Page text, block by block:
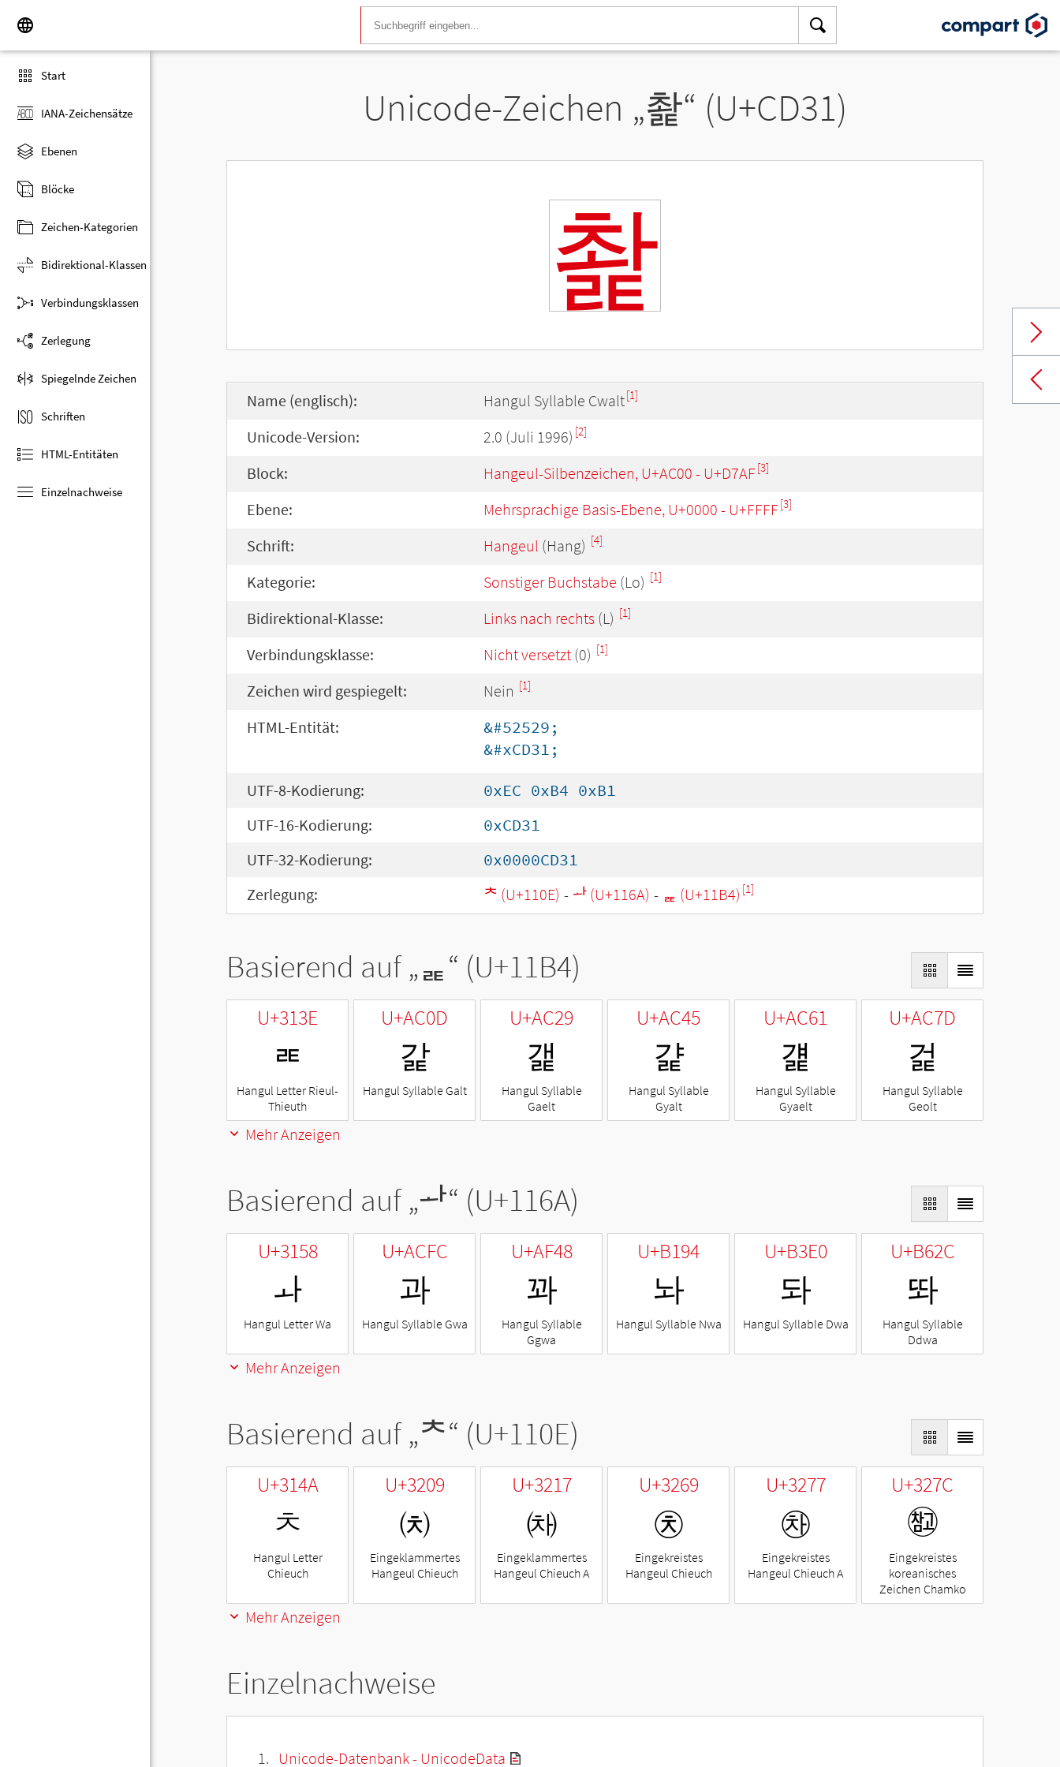
Start
IANA-Zeichensätze
Ebenen
Blöcke
Zeichen-Kategorien
Bidirektional-Klassen
Verbindungsklassen
Zerlegung
Spiegelnde Zeichen
Schriften
HTML-Entitäten
Einzelnachweise
Unicode-Zeichen „촱“ (U+CD31)
촱
Name (englisch): Hangul Syllable Cwalt[1]
Unicode-Version: 2.0 (Juli 1996) [2]
Block: Hangeul-Silbenzeichen, U+AC00 - U+D7AF[3]
Ebene: Mehrsprachige Basis-Ebene, U+0000 - U+FFFF[3]
Schrift: Hangeul (Hang) [4]
Kategorie: Sonstiger Buchstabe (Lo) [1]
Bidirektional-Klasse: Links nach rechts (L) [1]
Verbindungsklasse: Nicht versetzt (0) [1]
Zeichen wird gespiegelt: Nein [1]
HTML-Entität:
&#52529;
&#xCD31;
UTF-8-Kodierung:
0xEC 0xB4 0xB1
UTF-16-Kodierung:
0xCD31
UTF-32-Kodierung:
0x0000CD31
Zerlegung:
ᄎ (U+110E) - ᅪ (U+116A) - ᆴ (U+11B4) [1]
Basierend auf „ᆴ“ (U+11B4)
U+313E
ㄾ
Hangul Letter Rieul-
Thieuth
U+AC0D
갍
Hangul Syllable Galt
U+AC29
갩
Hangul Syllable
Gaelt
U+AC45
걅
Hangul Syllable
Gyalt
U+AC61
걡
Hangul Syllable
Gyaelt
U+AC7D
걽
Hangul Syllable
Geolt
Mehr Anzeigen
Basierend auf „ᅪ“ (U+116A)
U+3158
ㅘ
Hangul Letter Wa
U+ACFC
과
Hangul Syllable Gwa
U+AF48
꽈
Hangul Syllable
Ggwa
U+B194
놔
Hangul Syllable Nwa
U+B3E0
돠
Hangul Syllable Dwa
U+B62C
똬
Hangul Syllable
Ddwa
Mehr Anzeigen
Basierend auf „ᄎ“ (U+110E)
U+314A
ㅊ
Hangul Letter
Chieuch
U+3209
㈉
Eingeklammertes
Hangeul Chieuch
U+3217
㈗
Eingeklammertes
Hangeul Chieuch A
U+3269
㉩
Eingekreistes
Hangeul Chieuch
U+3277
㉷
Eingekreistes
Hangeul Chieuch A
U+327C
㉼
Eingekreistes
koreanisches
Zeichen Chamko
Mehr Anzeigen
Einzelnachweise
Unicode-Datenbank - UnicodeData